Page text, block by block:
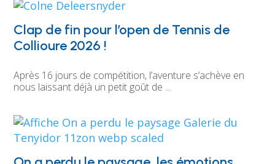
Clap de fin pour l’open de Tennis de
Collioure 2026 !
Après 16 jours de compétition, l’aventure s’achève en
nous laissant déjà un petit goût de ...